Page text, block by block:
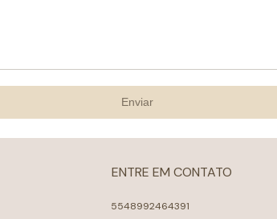
Enviar
ENTRE EM CONTATO
5548992464391